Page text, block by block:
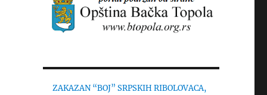
ZAKAZAN “BOJ” SRPSKIH RIBOLOVACA,